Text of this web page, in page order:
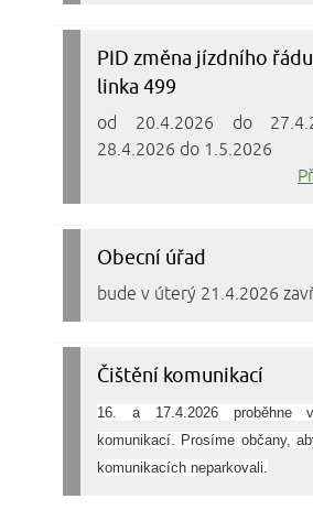
PID změna jízdního
linka 499
od 20.4.2026 do
28.4.2026 do 1.5.2026
Obecní úřad
bude v úterý 21.4.2026
Čištění komunikací
16. a 17.4.2026 proběhne
komunikací. Prosíme občany,
komunikacích neparkovali.